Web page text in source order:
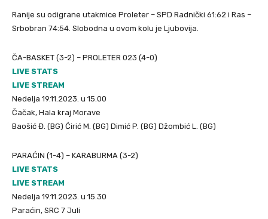
Ranije su odigrane utakmice Proleter – SPD Radnički 61:62 i Ras –
Srbobran 74:54. Slobodna u ovom kolu je Ljubovija.
ČA-BASKET (3-2) – PROLETER 023 (4-0)
LIVE STATS
LIVE STREAM
Nedelja 19.11.2023. u 15.00
Čačak, Hala kraj Morave
Baošić Đ. (BG) Ćirić M. (BG) Dimić P. (BG) Džombić L. (BG)
PARAĆIN (1-4) – KARABURMA (3-2)
LIVE STATS
LIVE STREAM
Nedelja 19.11.2023. u 15.30
Paraćin, SRC 7 Juli